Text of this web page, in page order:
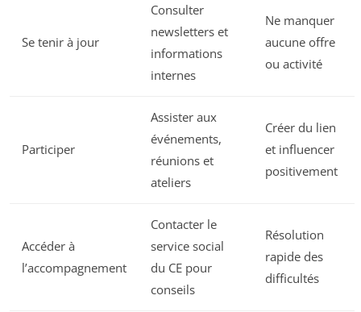
Se tenir à jour
Consulter
newsletters et
informations
internes
Ne manquer
aucune offre
ou activité
Participer
Assister aux
événements,
réunions et
ateliers
Créer du lien
et influencer
positivement
Accéder à
l’accompagnement
Contacter le
service social
du CE pour
conseils
Résolution
rapide des
difficultés